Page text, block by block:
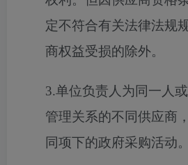
定不符合有关法律法规
商权益受损的除外。
3.单位负责人为同一人
管理关系的不同供应商
同项下的政府采购活动。